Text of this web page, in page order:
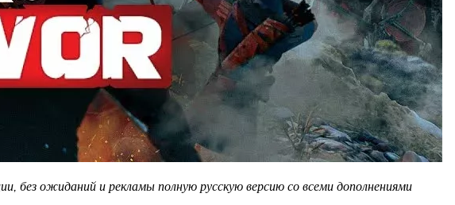
без ожиданий и рекламы полную русскую версию со всеми дополнениями